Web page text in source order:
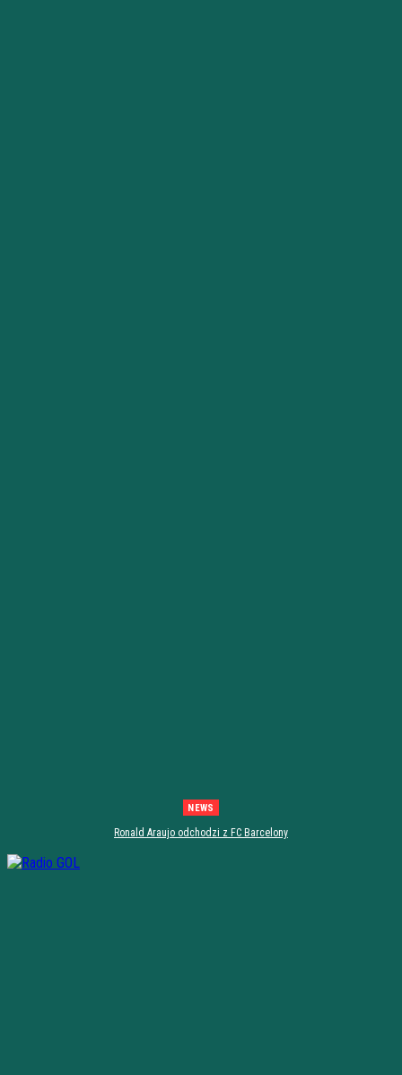
NEWS
Ronald Araujo odchodzi z FC Barcelony